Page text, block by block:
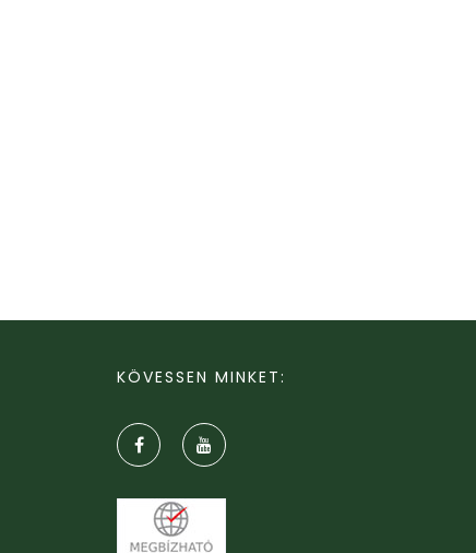
KÖVESSEN MINKET: